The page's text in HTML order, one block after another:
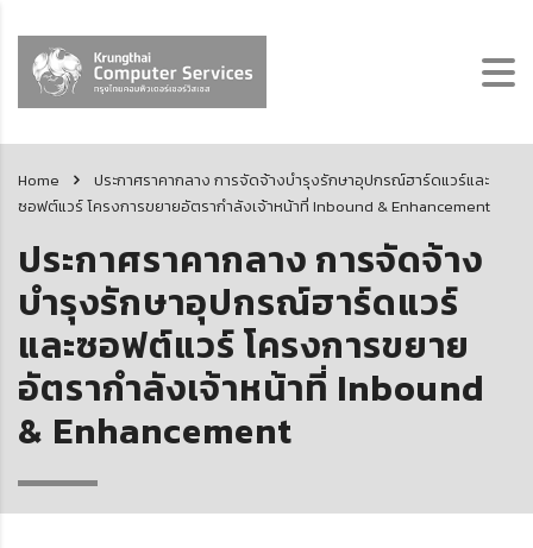
Home
ประกาศราคากลาง การจัดจ้างบำรุงรักษาอุปกรณ์ฮาร์ดแวร์และ
ซอฟต์แวร์ โครงการขยายอัตรากำลังเจ้าหน้าที่ Inbound & Enhancement
ประกาศราคากลาง การจัดจ้าง
บำรุงรักษาอุปกรณ์ฮาร์ดแวร์
และซอฟต์แวร์ โครงการขยาย
อัตรากำลังเจ้าหน้าที่ Inbound
& Enhancement